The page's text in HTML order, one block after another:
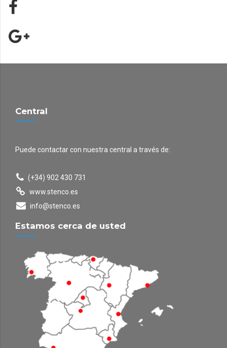
Central
Puede contactar con nuestra central a través de:
(+34) 902 430 731
www.stenco.es
info@stenco.es
Estamos cerca de usted